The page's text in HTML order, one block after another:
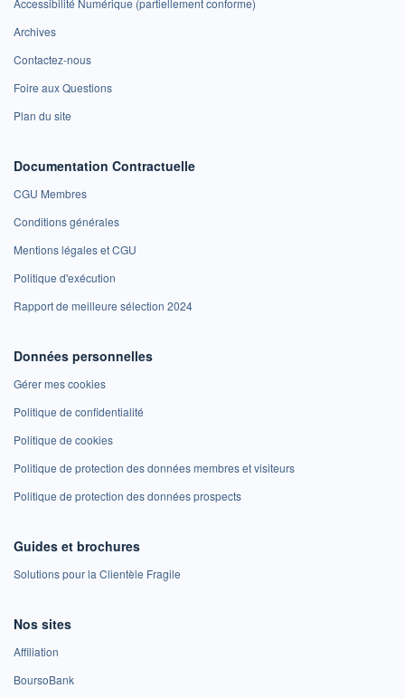
Archives
Contactez-nous
Foire aux Questions
Plan du site
Documentation Contractuelle
CGU Membres
Conditions générales
Mentions légales et CGU
Politique d'exécution
Rapport de meilleure sélection 2024
Données personnelles
Gérer mes cookies
Politique de confidentialité
Politique de cookies
Politique de protection des données membres et visiteurs
Politique de protection des données prospects
Guides et brochures
Solutions pour la Clientèle Fragile
Nos sites
Affiliation
BoursoBank